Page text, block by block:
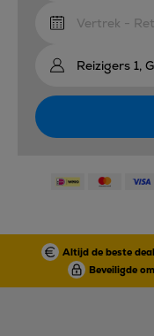
Vertrek -
Reizigers 1,
Altijd de beste
Beveiligde